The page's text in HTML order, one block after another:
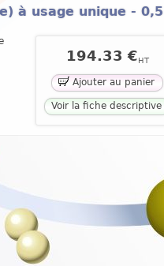
à usage unique - 0,5
194.33 € HT
Ajouter au panier
Voir la fiche descriptive